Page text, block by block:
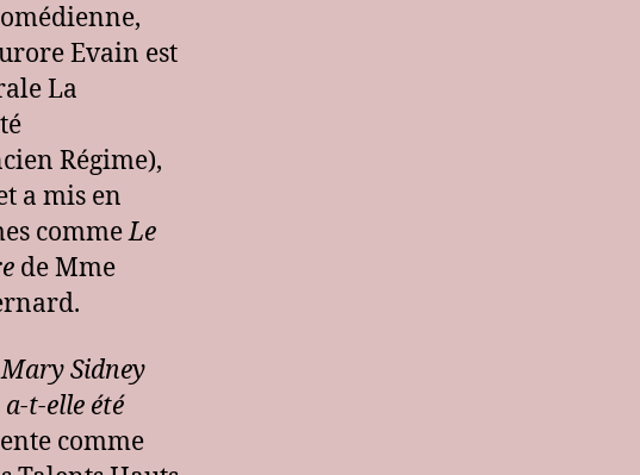
Evain est
La
Régime),
a mis en
commeLe
de Mme
Mary Sidney
a-t-elle été
comme